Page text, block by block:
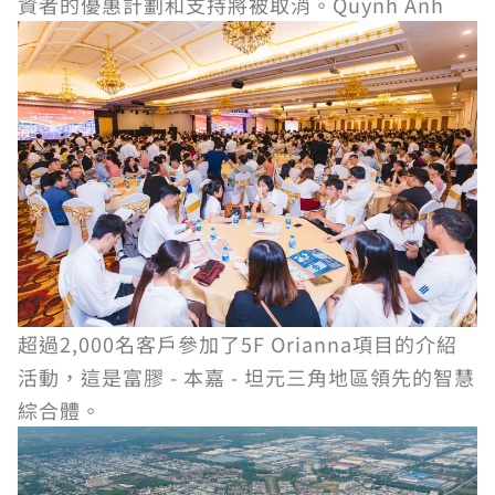
超過2,000名客戶參加了5F Orianna項目的介紹
活動，這是富膠 - 本嘉 - 坦元三角地區領先的智慧
綜合體。